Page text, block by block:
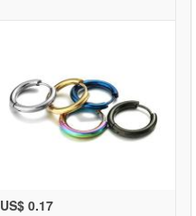
US$ 0.17